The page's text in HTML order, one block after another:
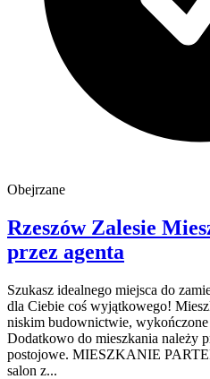
Obejrzane
Rzeszów Zalesie
przez agenta
Szukasz idealnego miejsca do
dla Ciebie coś wyjątkowego!
niskim budownictwie,
Dodatkowo do mieszkania należy
postojowe. MIESZKANIE
salon z...